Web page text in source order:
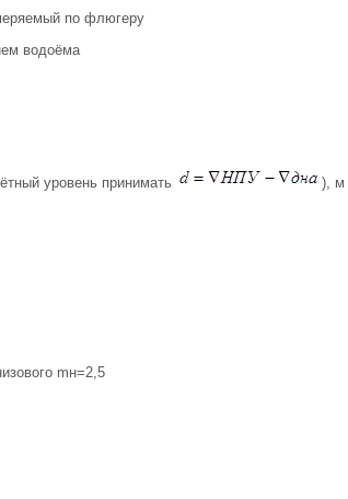
по флюгеру
водоёма
уровень принимать
), м
mн=2,5